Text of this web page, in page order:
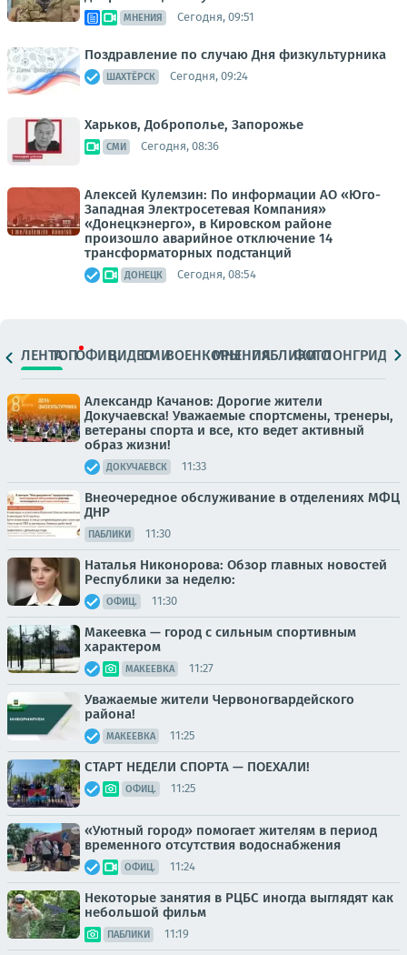
МНЕНИЯ Сегодня, 09:51
Поздравление по случаю Дня физкультурника
ШАХТЁРСК Сегодня, 09:24
Харьков, Доброполье, Запорожье
СМИ Сегодня, 08:36
Алексей Кулемзин: По информации АО «Юго-
Западная Электросетевая Компания»
«Донецкэнерго», в Кировском районе
произошло аварийное отключение 14
трансформаторных подстанций
ДОНЕЦК Сегодня, 08:54
ЛЕНТАТОПОФИЦ.ВИДЕОСМИВОЕНКОРЫМНЕНИЯПАБЛИКИ
ФОТОЛОНГРИДЫ
Александр Качанов: Дорогие жители
Докучаевска! Уважаемые спортсмены, тренеры,
ветераны спорта и все, кто ведет активный
образ жизни!
ДОКУЧАЕВСК 11:33
Внеочередное обслуживание в отделениях МФЦ
ДНР
ПАБЛИКИ 11:30
Наталья Никонорова: Обзор главных новостей
Республики за неделю:
ОФИЦ. 11:30
Макеевка — город с сильным спортивным
характером
МАКЕЕВКА 11:27
Уважаемые жители Червоногвардейского
района!
МАКЕЕВКА 11:25
СТАРТ НЕДЕЛИ СПОРТА — ПОЕХАЛИ!
ОФИЦ. 11:25
«Уютный город» помогает жителям в период
временного отсутствия водоснабжения
ОФИЦ. 11:24
Некоторые занятия в РЦБС иногда выглядят как
небольшой фильм
ПАБЛИКИ 11:19